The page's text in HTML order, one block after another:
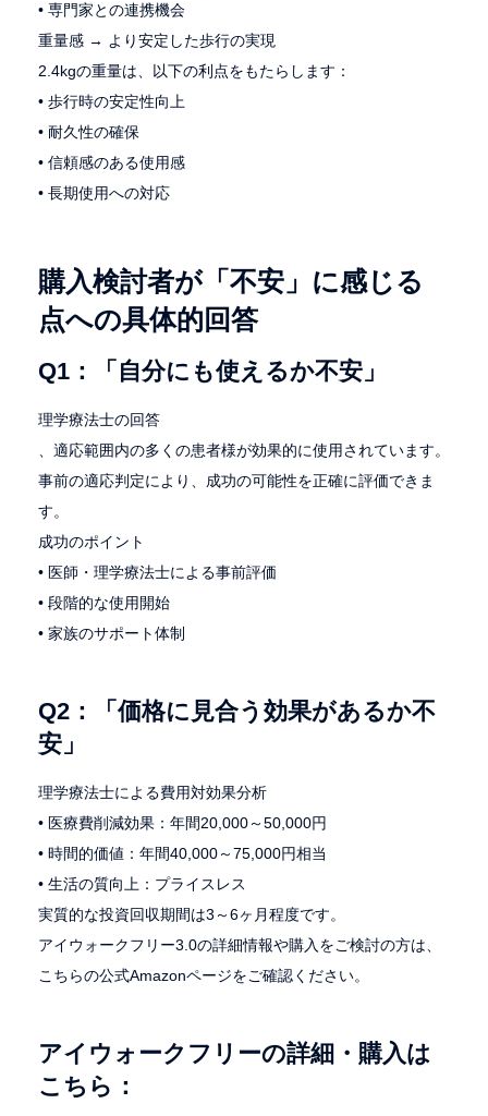
• 専門家との連携機会
重量感 → より安定した歩行の実現
2.4kgの重量は、以下の利点をもたらします：
• 歩行時の安定性向上
• 耐久性の確保
• 信頼感のある使用感
• 長期使用への対応
購入検討者が「不安」に感じる
点への具体的回答
Q1：「自分にも使えるか不安」
理学療法士の回答
、適応範囲内の多くの患者様が効果的に使用されています。
事前の適応判定により、成功の可能性を正確に評価できま
す。
成功のポイント
• 医師・理学療法士による事前評価
• 段階的な使用開始
• 家族のサポート体制
Q2：「価格に見合う効果があるか不
安」
理学療法士による費用対効果分析
• 医療費削減効果：年間20,000～50,000円
• 時間的価値：年間40,000～75,000円相当
• 生活の質向上：プライスレス
実質的な投資回収期間は3～6ヶ月程度です。
アイウォークフリー3.0の詳細情報や購入をご検討の方は、
こちらの公式Amazonページをご確認ください。
アイウォークフリーの詳細・購入は
こちら：